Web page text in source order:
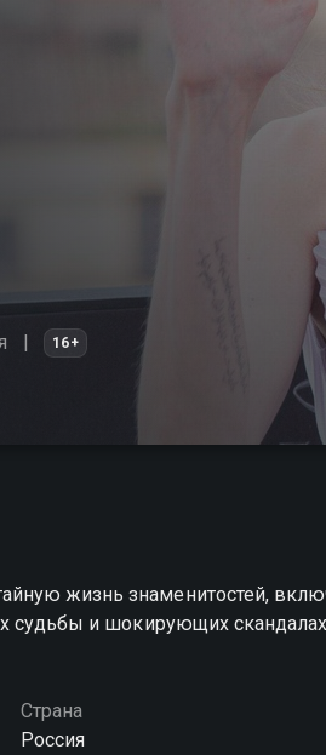
16+
жизнь знаменитостей,
судьбы и шокирующих
Страна
Россия